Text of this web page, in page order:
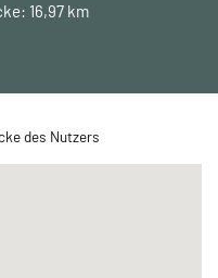
16,97 km
des Nutzers